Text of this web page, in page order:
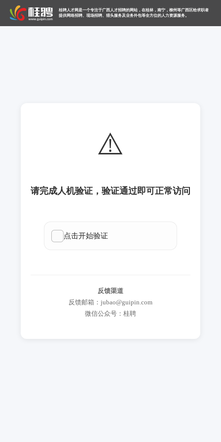
桂聘人才网是一个专注于广西人才招聘的网站，在桂林，南宁，柳州等广西区给求职者
提供网络招聘、现场招聘、猎头服务及业务外包等全方位的人力资源服务。
⚠️
请完成人机验证，验证通过即可正常访问
反馈渠道
反馈邮箱：jubao@guipin.com
微信公众号：桂聘